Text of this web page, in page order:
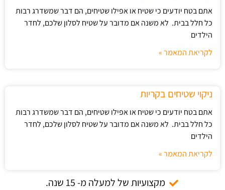
אתם בטח יודעים כי שטיח או אפילו שטיחים, הם דבר שמשדרג רבות
כל חלל בבית. לא משנה אם מדובר על שטיח לסלון שלכם, לחדר
הילדים
לקריאת המאמר »
ניקוי שטיחים בקריות
אתם בטח יודעים כי שטיח או אפילו שטיחים, הם דבר שמשדרג רבות
כל חלל בבית. לא משנה אם מדובר על שטיח לסלון שלכם, לחדר
הילדים
לקריאת המאמר »
מקצועיות של למעלה מ- 15 שנה.